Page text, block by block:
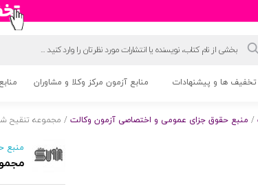
تخفیف ها و پیشنهادات منابع آزمون مرکز وکلا و مشاوران
/ منبع حقوق جزای عمومی و اختصاصی آزمون وکالت / مجموعه تنقیح
منبع